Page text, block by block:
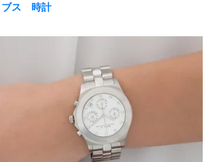
ブス 時計